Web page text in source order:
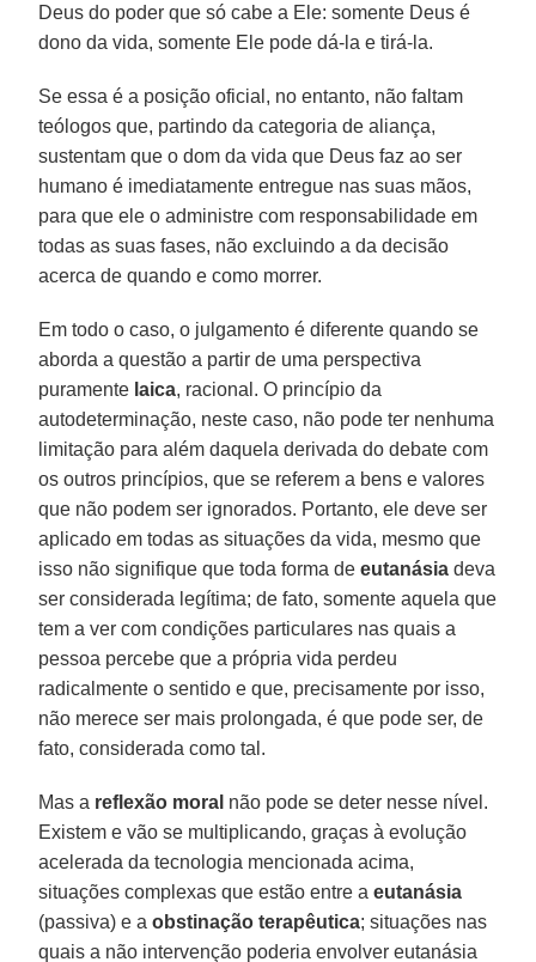
Deus do poder que só cabe a Ele: somente Deus é
dono da vida, somente Ele pode dá-la e tirá-la.
Se essa é a posição oficial, no entanto, não faltam
teólogos que, partindo da categoria de aliança,
sustentam que o dom da vida que Deus faz ao ser
humano é imediatamente entregue nas suas mãos,
para que ele o administre com responsabilidade em
todas as suas fases, não excluindo a da decisão
acerca de quando e como morrer.
Em todo o caso, o julgamento é diferente quando se
aborda a questão a partir de uma perspectiva
puramente laica, racional. O princípio da
autodeterminação, neste caso, não pode ter nenhuma
limitação para além daquela derivada do debate com
os outros princípios, que se referem a bens e valores
que não podem ser ignorados. Portanto, ele deve ser
aplicado em todas as situações da vida, mesmo que
isso não signifique que toda forma deeutanásia deva
ser considerada legítima; de fato, somente aquela que
tem a ver com condições particulares nas quais a
pessoa percebe que a própria vida perdeu
radicalmente o sentido e que, precisamente por isso,
não merece ser mais prolongada, é que pode ser, de
fato, considerada como tal.
Mas a reflexão moral não pode se deter nesse nível.
Existem e vão se multiplicando, graças à evolução
acelerada da tecnologia mencionada acima,
situações complexas que estão entre aeutanásia
(passiva) e aobstinação terapêutica; situações nas
quais a não intervenção poderia envolver eutanásia